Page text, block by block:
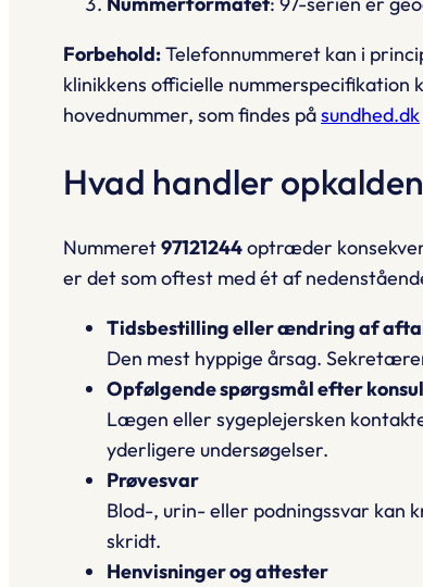
Forbehold:Telefonnummeret kan i
klinikkens officielle
hovednummer, som findes påsundhed.dk
Hvad handler
Nummeret97121244optræder
er det som oftest med ét af
Tidsbestilling eller ændring af
Den mest hyppige årsag.
Opfølgende spørgsmål efter
Lægen eller sygeplejersken
yderligere undersøgelser.
Prøvesvar
Blod-, urin- eller podningssvar kan
skridt.
Henvisninger og attester